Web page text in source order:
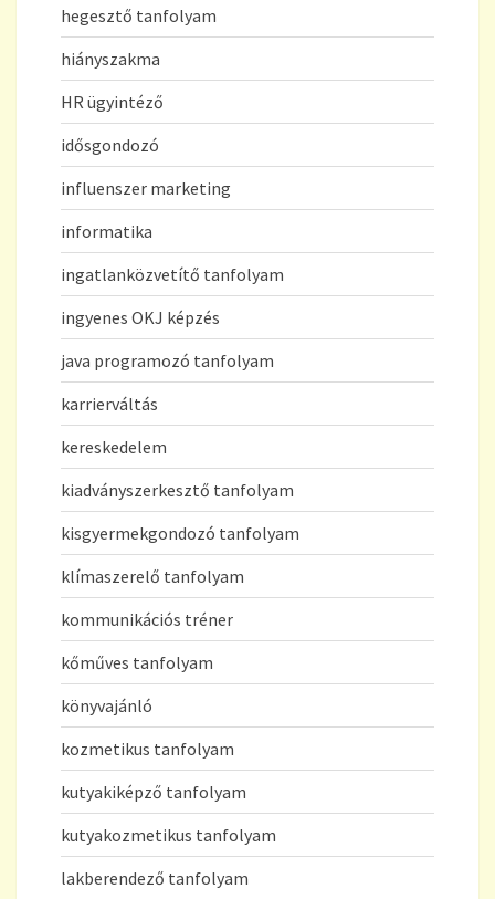
hegesztő tanfolyam
hiányszakma
HR ügyintéző
idősgondozó
influenszer marketing
informatika
ingatlanközvetítő tanfolyam
ingyenes OKJ képzés
java programozó tanfolyam
karrierváltás
kereskedelem
kiadványszerkesztő tanfolyam
kisgyermekgondozó tanfolyam
klímaszerelő tanfolyam
kommunikációs tréner
kőműves tanfolyam
könyvajánló
kozmetikus tanfolyam
kutyakiképző tanfolyam
kutyakozmetikus tanfolyam
lakberendező tanfolyam